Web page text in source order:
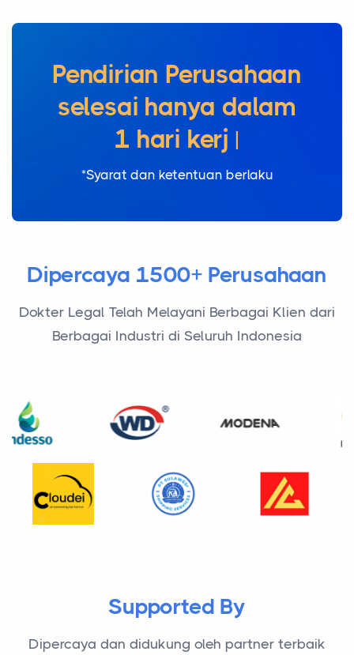
Pendirian Perusahaan
selesai hanya dalam
1 ha |
*Syarat dan ketentuan berlaku
Dipercaya 1500+ Perusahaan
Dokter Legal Telah Melayani Berbagai Klien dari
Berbagai Industri di Seluruh Indonesia
Supported By
Dipercaya dan didukung oleh partner terbaik